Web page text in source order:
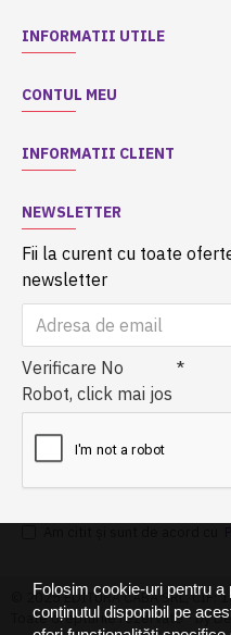
Folosim cookie-uri pentru a
conținutul disponibil pe
INFORMATII UTILE
CONTUL MEU
INFORMATII CLIENT
NEWSLETTER
Fii la curent cu toate
newsletter
Verificare No
Robot, click mai jos
© 2025 EDITURA CABA SRL,
Toate drepturile rezervate - by